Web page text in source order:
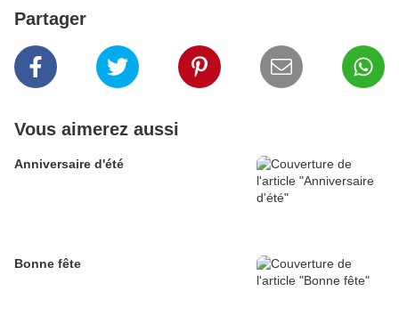
Partager
Vous aimerez aussi
Anniversaire d'été
Bonne fête